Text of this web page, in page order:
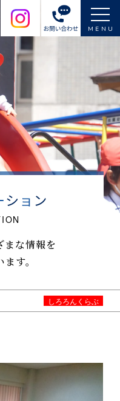
MENU
まな情報を
す。
しろろんくらぶ